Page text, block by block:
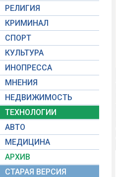
РЕЛИГИЯ
КРИМИНАЛ
СПОРТ
КУЛЬТУРА
ИНОПРЕССА
МНЕНИЯ
НЕДВИЖИМОСТЬ
ТЕХНОЛОГИИ
АВТО
МЕДИЦИНА
АРХИВ
СТАРАЯ ВЕРСИЯ